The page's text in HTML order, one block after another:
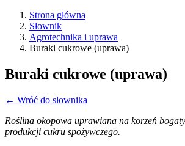
Strona główna
Słownik
Agrotechnika i uprawa
Buraki cukrowe (uprawa)
Buraki cukrowe (uprawa)
← Wróć do słownika
Roślina okopowa uprawiana na korzeń
produkcji cukru spożywczego.